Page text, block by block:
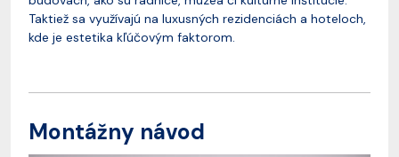
Taktiež sa využívajú na luxusných rezidenciách a hoteloch,
kde je estetika kľúčovým faktorom.
Montážny návod